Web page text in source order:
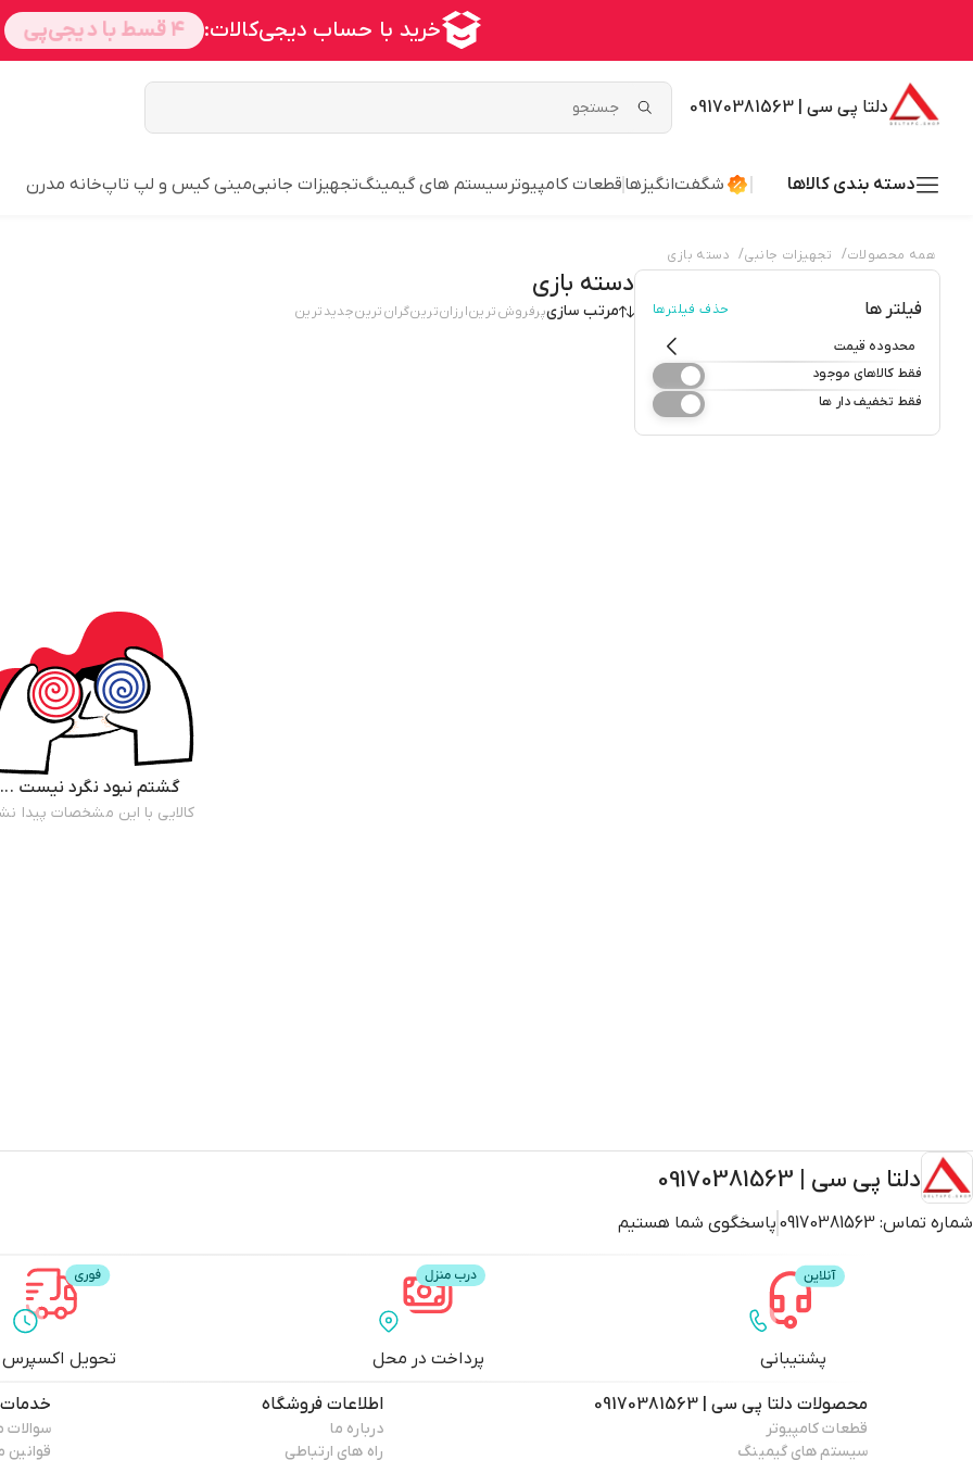
دلتا پی سی | 09170381563
دسته بندی کالاها شگفت‌انگیزها قطعات کامپیوتر سیستم های گیمینگتجهیزات جانبیمینی کیس و لپ تاپخانه مدرن
همه محصولات/ تجهیزات جانبی/ دسته بازی
فیلتر ها حذف فیلترها
محدوده قیمت
فقط کالاهای موجود
فقط تخفیف دار ها
دسته بازی
مرتب سازیپرفروش‌ترینارزان‌ترینگران‌ترینجدید‌ترین
گشتم نبود نگرد نیست ...
کالایی با این مشخصات پیدا
دلتا پی سی | 09170381563
شماره تماس: 09170381563 پاسخگوی شما هستیم
پشتیبانی پرداخت در محل تحویل اکسپرس
محصولات دلتا پی سی | 09170381563
قطعات کامپیوتر
سیستم های گیمینگ
اطلاعات فروشگاه
درباره ما
راه های ارتباطی
سوالات